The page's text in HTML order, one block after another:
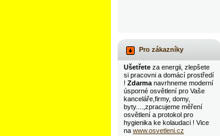
Pro zákazníky
Ušetřete za energii, zlepšete
si pracovni a domácí prostředí
! Zdarma navrhneme moderní
úsporné osvětlení pro Vaše
kanceláře,firmy, domy,
byty....,zpracujeme měření
osvětlení a protokol pro
hygienika ke kolaudaci ! Vice
na www.osvetleni.cz